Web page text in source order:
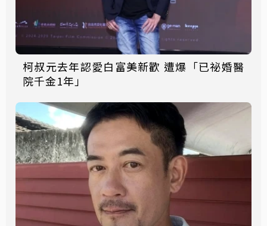
柯叔元去年認愛白富美新歡 遭爆「已祕婚醫
院千金1年」